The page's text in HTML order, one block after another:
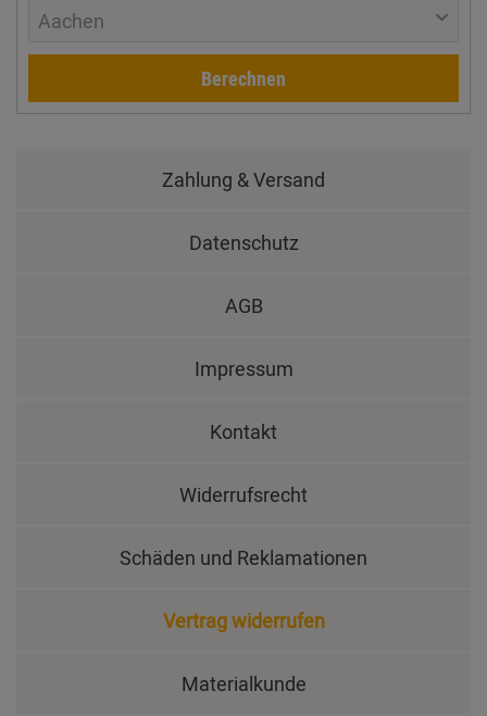
Aachen
Berechnen
Zahlung & Versand
Datenschutz
AGB
Impressum
Kontakt
Widerrufsrecht
Schäden und Reklamationen
Vertrag widerrufen
Materialkunde